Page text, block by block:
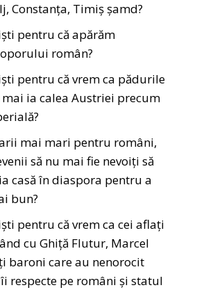
Constanța, Timiș șamd?
pentru că apărăm
român?
pentru că vrem ca pădurile
mai ia calea Austriei precum
mai mari pentru români,
să nu mai fie nevoiți să
casă în diaspora pentru a
bun?
pentru că vrem ca cei aflați
cu Ghiță Flutur, Marcel
baroni care au nenorocit
respecte pe români și statul